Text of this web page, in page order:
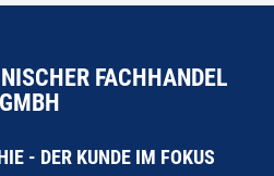
FACHHANDEL
GMBH
- DER KUNDE IM FOKUS